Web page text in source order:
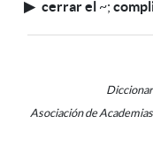
▶ cerrar el ~;
Asociación de